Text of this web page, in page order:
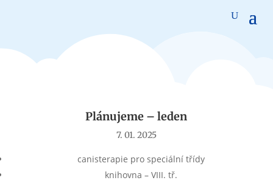
Plánujeme – leden
7. 01. 2025
canisterapie pro speciální třídy
knihovna – VIII. tř.